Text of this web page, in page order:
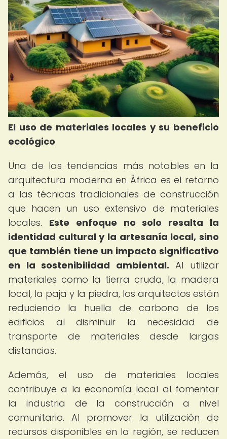
El uso de materiales locales y su beneficio
ecológico
Una de las tendencias más notables en la
arquitectura moderna en África es el retorno
a las técnicas tradicionales de construcción
que hacen un uso extensivo de materiales
locales. Este enfoque no solo resalta la
identidad cultural y la artesanía local, sino
que también tiene un impacto significativo
en la sostenibilidad ambiental. Al utilizar
materiales como la tierra cruda, la madera
local, la paja y la piedra, los arquitectos están
reduciendo la huella de carbono de los
edificios al disminuir la necesidad de
transporte de materiales desde largas
distancias.
Además, el uso de materiales locales
contribuye a la economía local al fomentar
la industria de la construcción a nivel
comunitario. Al promover la utilización de
recursos disponibles en la región, se reducen